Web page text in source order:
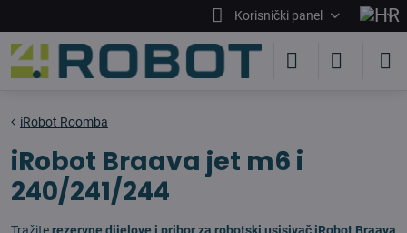
Korisnički panel
iRobot Roomba
iRobot Braava jet m6 i
240/241/244